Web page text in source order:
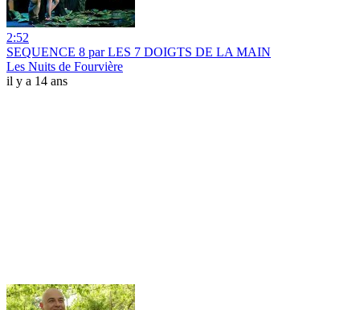
2:52
SEQUENCE 8 par LES 7 DOIGTS DE LA MAIN
Les Nuits de Fourvière
il y a 14 ans